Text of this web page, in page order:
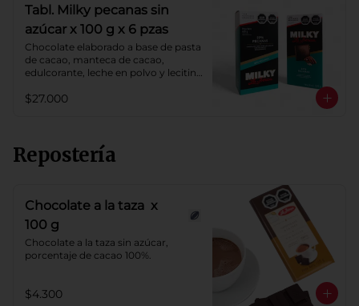
Tabl. Milky pecanas sin
azúcar x 100 g x 6 pzas
Chocolate elaborado a base de pasta
de cacao, manteca de cacao,
edulcorante, leche en polvo y lecitina
Porcentaje de cacao: 40%.
$27.000
Repostería
Chocolate a la taza x
100 g
Chocolate a la taza sin azúcar,
porcentaje de cacao 100%.
$4.300